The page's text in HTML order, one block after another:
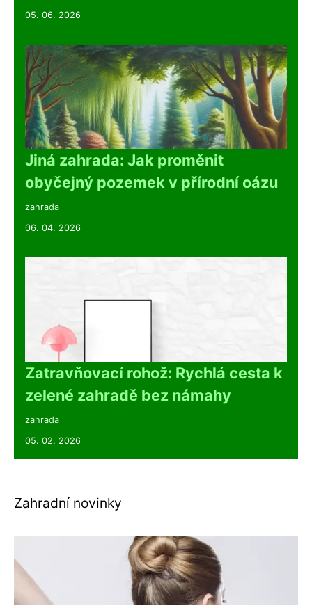
05. 06. 2026
Jiná zahrada: Jak proměnit
obyčejný pozemek v přírodní oázu
zahrada
06. 04. 2026
Zatravňovací rohož: Rychlá cesta k
zelené zahradě bez námahy
zahrada
05. 02. 2026
Zahradní novinky